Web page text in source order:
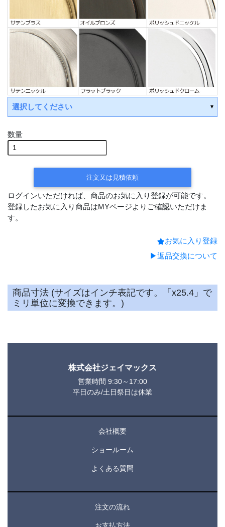
選択してください
数量
注文又は見積依頼
ログインいただければ、商品のお気に入り登録が可能です。
登録したお気に入り商品はMYページよりご確認いただけま
す。
お気に入り登録
▶返品交換について
商品寸法 (サイズはインチ表記です。「x25.4」で
ミリ単位に変換できます。)
株式会社ジェイマックス
営業時間 9:30～17:00
平日のみ/土日祭日は休業
会社概要
ショールーム
よくある質問
注文の流れ